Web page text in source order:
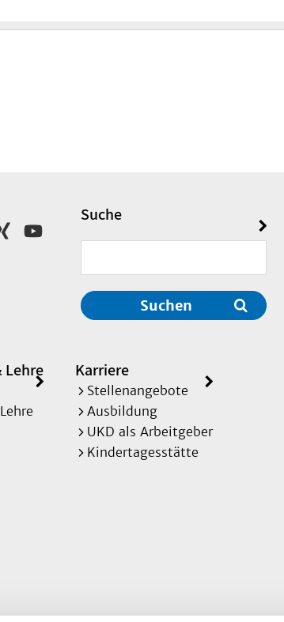
Suche
Suchen
Lehre Karriere
Stellenangebote
Ausbildung
UKD als Arbeitgeber
Kindertagesstätte